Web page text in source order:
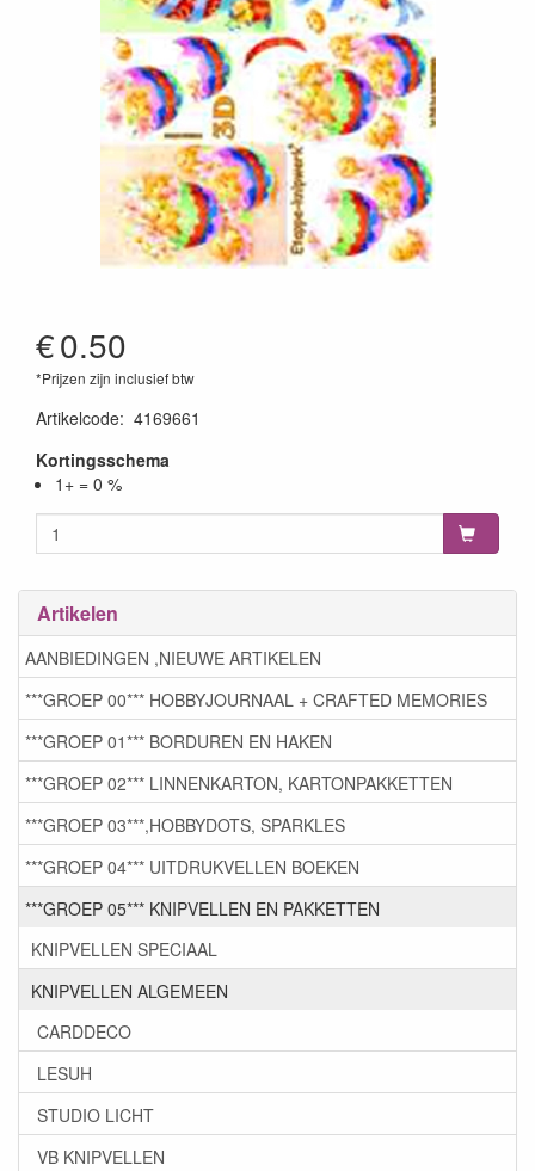
€0.50
*Prijzen zijn inclusief btw
Artikelcode: 4169661
Kortingsschema
1+ = 0 %
Artikelen
AANBIEDINGEN ,NIEUWE ARTIKELEN
***GROEP 00*** HOBBYJOURNAAL + CRAFTED MEMORIES
***GROEP 01*** BORDUREN EN HAKEN
***GROEP 02*** LINNENKARTON, KARTONPAKKETTEN
***GROEP 03***,HOBBYDOTS, SPARKLES
***GROEP 04*** UITDRUKVELLEN BOEKEN
***GROEP 05*** KNIPVELLEN EN PAKKETTEN
KNIPVELLEN SPECIAAL
KNIPVELLEN ALGEMEEN
CARDDECO
LESUH
STUDIO LICHT
VB KNIPVELLEN